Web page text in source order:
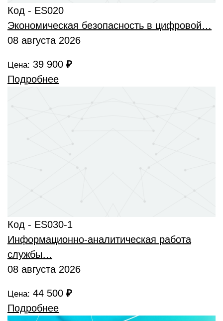
Код - ES020
Экономическая безопасность в цифровой…
08 августа 2026
Цена: 39 900 ₽
Подробнее
Код - ES030-1
Информационно-аналитическая работа
службы…
08 августа 2026
Цена: 44 500 ₽
Подробнее